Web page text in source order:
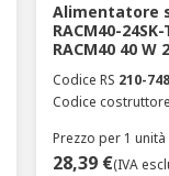
Alimentatore
RACM40-
RACM40 40 W
Codice RS 210-
Codice costruttore
Prezzo per 1 unità
28,39 €(IVA